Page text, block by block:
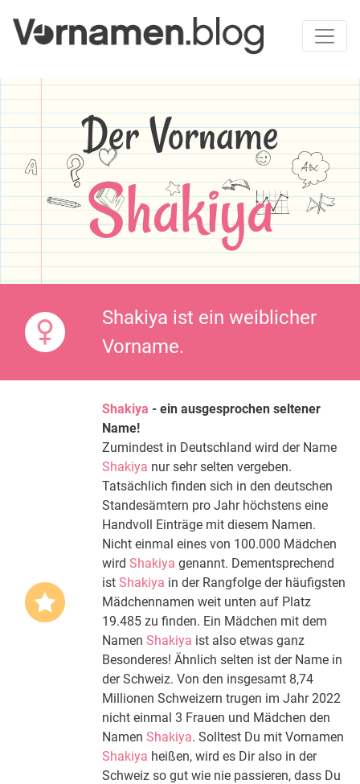
Der Vorname
Shakiya
Shakiya ist ein weiblicher
Vorname.
Shakiya - ein ausgesprochen seltener
Name!
Zumindest in Deutschland wird der Name
Shakiya nur sehr selten vergeben.
Tatsächlich finden sich in den deutschen
Standesämtern pro Jahr höchstens eine
Handvoll Einträge mit diesem Namen.
Nicht einmal eines von 100.000 Mädchen
wird Shakiya genannt. Dementsprechend
ist Shakiya in der Rangfolge der häufigsten
Mädchennamen weit unten auf Platz
19.485 zu finden. Ein Mädchen mit dem
Namen Shakiya ist also etwas ganz
Besonderes! Ähnlich selten ist der Name in
der Schweiz. Von den insgesamt 8,74
Millionen Schweizern trugen im Jahr 2022
nicht einmal 3 Frauen und Mädchen den
Namen Shakiya. Solltest Du mit Vornamen
Shakiya heißen, wird es Dir also in der
Schweiz so gut wie nie passieren, dass Du